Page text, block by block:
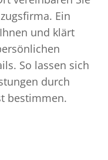
Ein
und klärt
So lassen sich
durch
bestimmen.